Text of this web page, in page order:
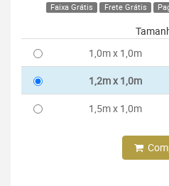
Faixa Grátis Frete Grátis
1,0m x 1,0m
1,2m x 1,0m
1,5m x 1,0m